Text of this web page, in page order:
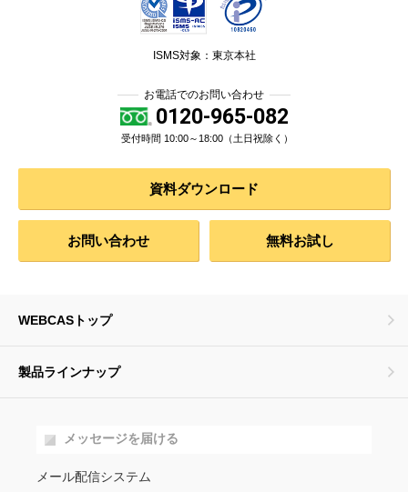
ISMS対象：東京本社
お電話でのお問い合わせ
0120-965-082
受付時間 10:00～18:00（土日祝除く）
資料ダウンロード
お問い合わせ 無料お試し
WEBCASトップ
製品ラインナップ
メッセージを届ける
メール配信システム